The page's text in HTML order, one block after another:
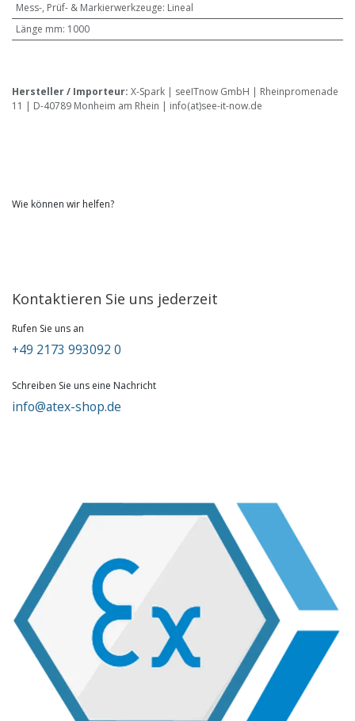
Mess-, Prüf- & Markierwerkzeuge: Lineal
Länge mm: 1000
Hersteller / Importeur: X-Spark | seeITnow GmbH | Rheinpromenade
11 | D-40789 Monheim am Rhein | info(at)see-it-now.de
Wie können wir helfen?
Kontaktieren Sie uns jederzeit
Rufen Sie uns an
+49 2173 993092 0
Schreiben Sie uns eine Nachricht
info@atex-shop.de